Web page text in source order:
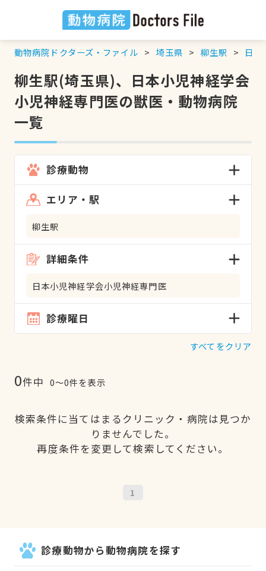
動物病院ドクターズ・ファイル 埼玉県 柳生駅 日本
柳生駅(埼玉県)、日本小児神経学会
小児神経専門医の獣医・動物病院
一覧
診療動物
エリア・駅
柳生駅
詳細条件
日本小児神経学会小児神経専門医
診療曜日
すべてをクリア
0件中 0〜0件を表示
検索条件に当てはまるクリニック・病院は見つか
りませんでした。
再度条件を変更して検索してください。
1
診療動物から動物病院を探す